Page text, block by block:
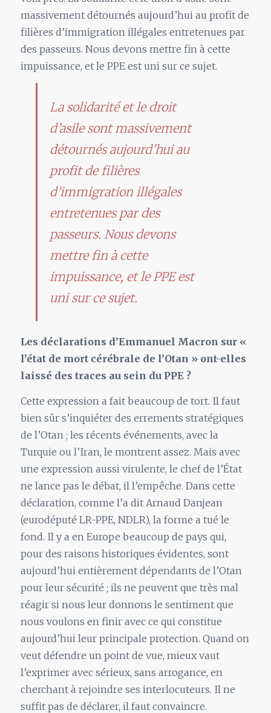
massivement détournés aujourd’hui au profit de
filières d’immigration illégales entretenues par
des passeurs. Nous devons mettre fin à cette
impuissance, et le PPE est uni sur ce sujet.
La solidarité et le droit
d’asile sont massivement
détournés aujourd’hui au
profit de filières
d’immigration illégales
entretenues par des
passeurs. Nous devons
mettre fin à cette
impuissance, et le PPE est
uni sur ce sujet.
Les déclarations d’Emmanuel Macron sur «
l’état de mort cérébrale de l’Otan » ont-elles
laissé des traces au sein du PPE ?
Cette expression a fait beaucoup de tort. Il faut
bien sûr s’inquiéter des errements stratégiques
de l’Otan ; les récents événements, avec la
Turquie ou l’Iran, le montrent assez. Mais avec
une expression aussi virulente, le chef de l’État
ne lance pas le débat, il l’empêche. Dans cette
déclaration, comme l’a dit Arnaud Danjean
(eurodéputé LR-PPE, NDLR), la forme a tué le
fond. Il y a en Europe beaucoup de pays qui,
pour des raisons historiques évidentes, sont
aujourd’hui entièrement dépendants de l’Otan
pour leur sécurité ; ils ne peuvent que très mal
réagir si nous leur donnons le sentiment que
nous voulons en finir avec ce qui constitue
aujourd’hui leur principale protection. Quand on
veut défendre un point de vue, mieux vaut
l’exprimer avec sérieux, sans arrogance, en
cherchant à rejoindre ses interlocuteurs. Il ne
suffit pas de déclarer, il faut convaincre.